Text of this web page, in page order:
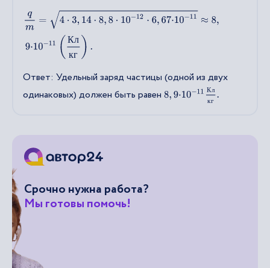
Кл
кг
q m= 4⋅3 14 8,8 ⋅ 10 −12 ⋅6,67⋅ 10− 11≈89⋅10 −11 (К
Ответ: Удельный заряд частицы (одной из двух
одинаковых) должен быть равен
Кл
кг
8 9⋅10−11Клк
Срочно нужна работа?
Мы готовы помочь!